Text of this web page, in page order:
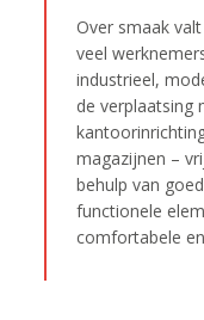
Over smaak
veel
industrieel,
de verplaatsing
magazijnen –
behulp van
functionele
comfortabele